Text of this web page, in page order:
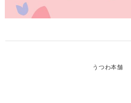
うつわ本舗